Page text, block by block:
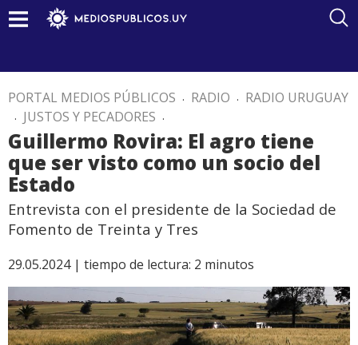
PORTAL MEDIOS PÚBLICOS . RADIO . RADIO URUGUAY
. JUSTOS Y PECADORES .
Guillermo Rovira: El agro tiene
que ser visto como un socio del
Estado
Entrevista con el presidente de la Sociedad de
Fomento de Treinta y Tres
29.05.2024 | tiempo de lectura: 2 minutos